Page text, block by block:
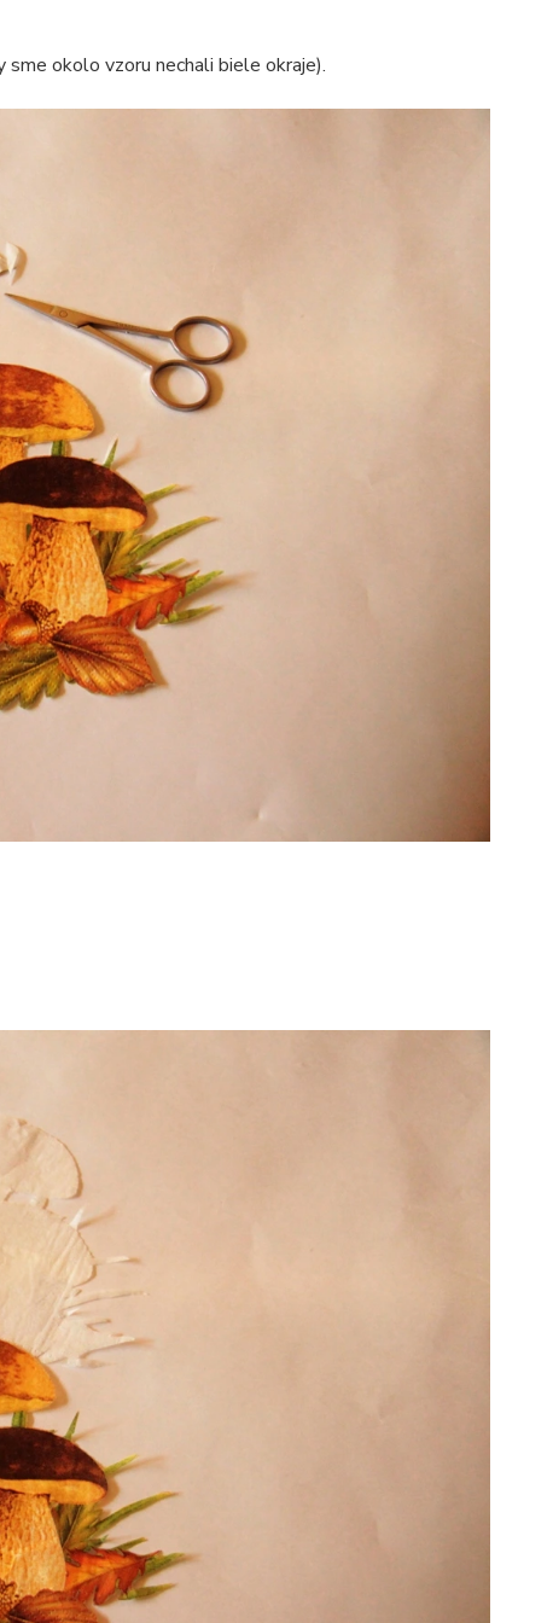
okolo vzoru nechali biele okraje).